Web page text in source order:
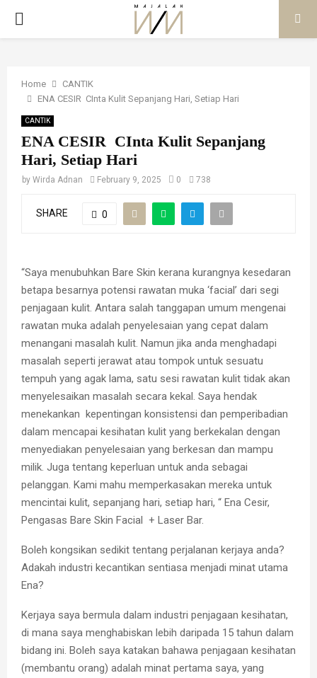
PRIMARY
Home
CANTIK
ENA CESIR CInta Kulit Sepanjang Hari, Setiap Hari
CANTIK
ENA CESIR CInta Kulit Sepanjang
Hari, Setiap Hari
by Wirda Adnan February 9, 2025 0 738
SHARE 0
“Saya menubuhkan Bare Skin kerana kurangnya kesedaran
betapa besarnya potensi rawatan muka ‘facial’ dari segi
penjagaan kulit. Antara salah tanggapan umum mengenai
rawatan muka adalah penyelesaian yang cepat dalam
menangani masalah kulit. Namun jika anda menghadapi
masalah seperti jerawat atau tompok untuk sesuatu
tempuh yang agak lama, satu sesi rawatan kulit tidak akan
menyelesaikan masalah secara kekal. Saya hendak
menekankan kepentingan konsistensi dan pemperibadian
dalam mencapai kesihatan kulit yang berkekalan dengan
menyediakan penyelesaian yang berkesan dan mampu
milik. Juga tentang keperluan untuk anda sebagai
pelanggan. Kami mahu memperkasakan mereka untuk
mencintai kulit, sepanjang hari, setiap hari, “ Ena Cesir,
Pengasas Bare Skin Facial + Laser Bar.
Boleh kongsikan sedikit tentang perjalanan kerjaya anda?
Adakah industri kecantikan sentiasa menjadi minat utama
Ena?
Kerjaya saya bermula dalam industri penjagaan kesihatan,
di mana saya menghabiskan lebih daripada 15 tahun dalam
bidang ini. Boleh saya katakan bahawa penjagaan kesihatan
(membantu orang) adalah minat pertama saya, yang